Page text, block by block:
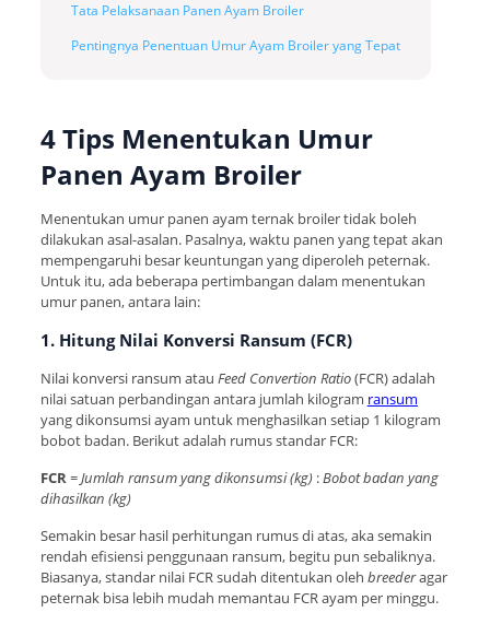
Tata Pelaksanaan Panen Ayam Broiler
Pentingnya Penentuan Umur Ayam Broiler yang Tepat
4 Tips Menentukan Umur
Panen Ayam Broiler
Menentukan umur panen ayam ternak broiler tidak boleh
dilakukan asal-asalan. Pasalnya, waktu panen yang tepat akan
mempengaruhi besar keuntungan yang diperoleh peternak.
Untuk itu, ada beberapa pertimbangan dalam menentukan
umur panen, antara lain:
1. Hitung Nilai Konversi Ransum (FCR)
Nilai konversi ransum atau Feed Convertion Ratio(FCR) adalah
nilai satuan perbandingan antara jumlah kilogram ransum
yang dikonsumsi ayam untuk menghasilkan setiap 1 kilogram
bobot badan. Berikut adalah rumus standar FCR:
FCR=Jumlah ransum yang dikonsumsi (kg):Bobot badan yang
dihasilkan (kg)
Semakin besar hasil perhitungan rumus di atas, aka semakin
rendah efisiensi penggunaan ransum, begitu pun sebaliknya.
Biasanya, standar nilai FCR sudah ditentukan oleh breederagar
peternak bisa lebih mudah memantau FCR ayam per minggu.